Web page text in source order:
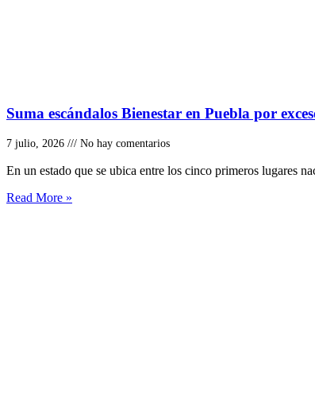
Suma escándalos Bienestar en Puebla por
7 julio, 2026 No hay comentarios
En un estado que se ubica entre los cinco primeros lugares
Read More »